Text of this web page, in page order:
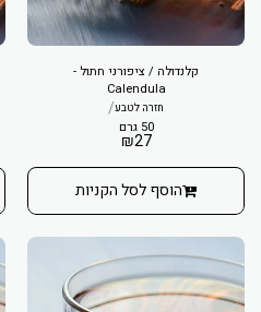
קלנדולה / ציפורני חתול -
Calendula
חזרה לטבע/
50 גרם
₪27
הוסף לסל הקניות